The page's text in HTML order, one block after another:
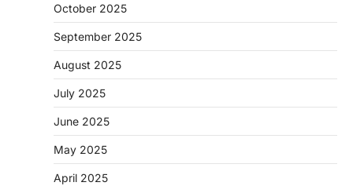
October 2025
September 2025
August 2025
July 2025
June 2025
May 2025
April 2025
रायपुर। राष्ट्रीय कृमि मुक्ति दिवस भारत सरकार द्वारा
CHHATTISGARH